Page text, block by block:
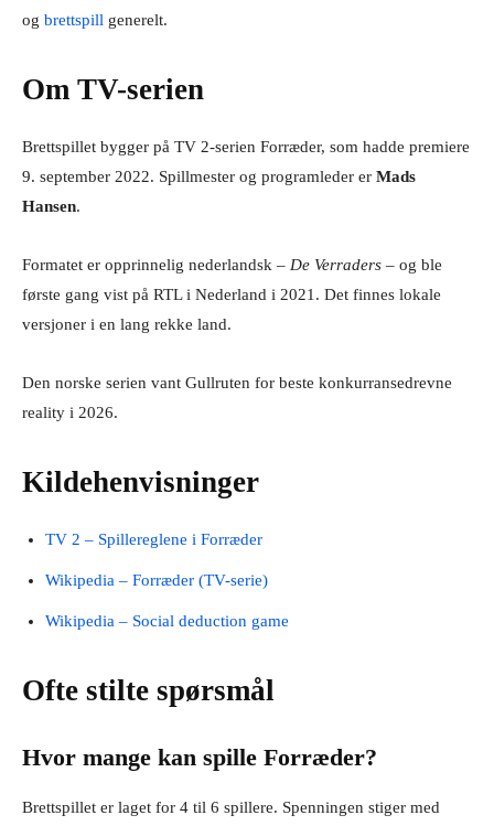
og brettspill generelt.
Om TV-serien
Brettspillet bygger på TV 2-serien Forræder, som hadde premiere
9. september 2022. Spillmester og programleder er Mads
Hansen.
Formatet er opprinnelig nederlandsk – De Verraders – og ble
første gang vist på RTL i Nederland i 2021. Det finnes lokale
versjoner i en lang rekke land.
Den norske serien vant Gullruten for beste konkurransedrevne
reality i 2026.
Kildehenvisninger
TV 2 – Spillereglene i Forræder
Wikipedia – Forræder (TV-serie)
Wikipedia – Social deduction game
Ofte stilte spørsmål
Hvor mange kan spille Forræder?
Brettspillet er laget for 4 til 6 spillere. Spenningen stiger med